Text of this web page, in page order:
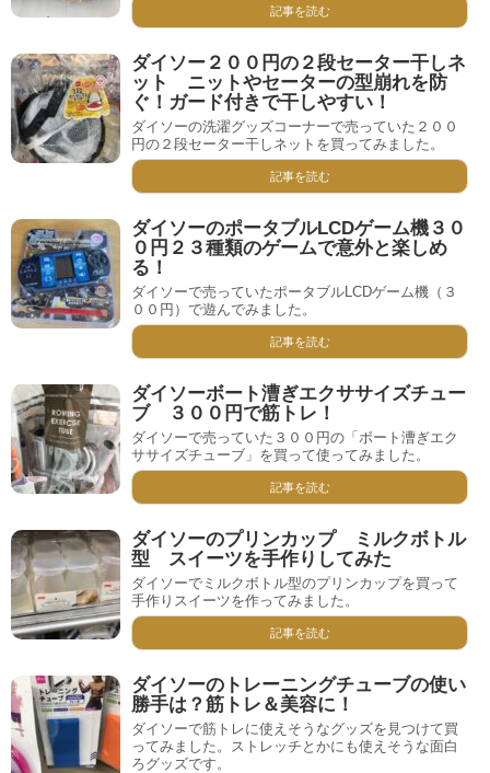
記事を読む
ダイソー２００円の２段セーター干しネ
ット ニットやセーターの型崩れを防
ぐ！ガード付きで干しやすい！
ダイソーの洗濯グッズコーナーで売っていた２００
円の２段セーター干しネットを買ってみました。
記事を読む
ダイソーのポータブルLCDゲーム機３０
０円２３種類のゲームで意外と楽しめ
る！
ダイソーで売っていたポータブルLCDゲーム機（３
００円）で遊んでみました。
記事を読む
ダイソーボート漕ぎエクササイズチュー
ブ ３００円で筋トレ！
ダイソーで売っていた３００円の「ボート漕ぎエク
ササイズチューブ」を買って使ってみました。
記事を読む
ダイソーのプリンカップ ミルクボトル
型 スイーツを手作りしてみた
ダイソーでミルクボトル型のプリンカップを買って
手作りスイーツを作ってみました。
記事を読む
ダイソーのトレーニングチューブの使い
勝手は？筋トレ＆美容に！
ダイソーで筋トレに使えそうなグッズを見つけて買
ってみました。ストレッチとかにも使えそうな面白
ろグッズです。